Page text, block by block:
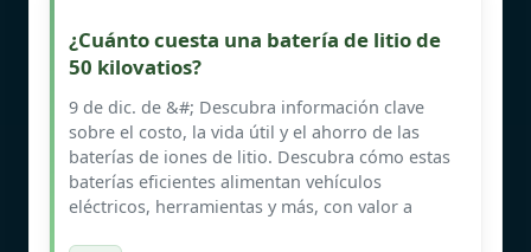
¿Cuánto cuesta una batería de litio de
50 kilovatios?
9 de dic. de &#; Descubra información clave
sobre el costo, la vida útil y el ahorro de las
baterías de iones de litio. Descubra cómo estas
baterías eficientes alimentan vehículos
eléctricos, herramientas y más, con valor a